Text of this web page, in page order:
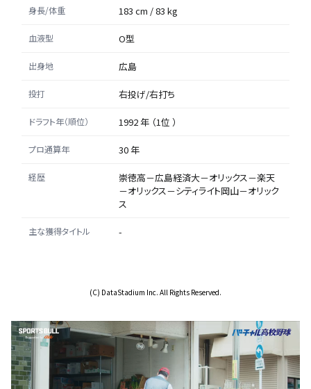
身長/体重 183 cm / 83 kg
血液型 O型
出身地 広島
投打 右投げ/右打ち
ドラフト年（順位） 1992 年 （1位 ）
プロ通算年 30 年
経歴
崇徳高－広島経済大－オリックス－楽天
－オリックス－シティライト岡山－オリック
ス
主な獲得タイトル -
(C) DataStadium Inc. All Rights Reserved.